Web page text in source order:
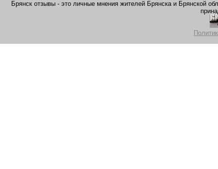
Брянск отзывы - это личные мнения жителей Брянска и Брянской